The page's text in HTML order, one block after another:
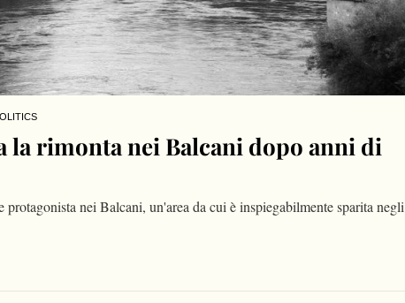
la rimonta nei Balcani dopo anni di
protagonista nei Balcani, un'area da cui è inspiegabilmente sparita negli